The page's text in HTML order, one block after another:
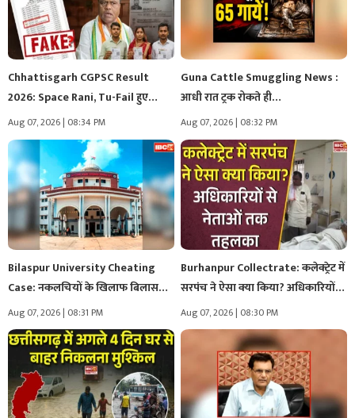
Chhattisgarh CGPSC Result
2026: Space Rani, Tu-Fail हुए
पास… CGPSC…
Aug 07, 2026 | 08:34 PM
Guna Cattle Smuggling News :
आधी रात ट्रक रोकते ही…
Aug 07, 2026 | 08:32 PM
Bilaspur University Cheating
Case: नकलचियों के खिलाफ बिलासपुर
यूनिवर्सिटी का…
Aug 07, 2026 | 08:31 PM
Burhanpur Collectrate: कलेक्ट्रेट में
सरपंच ने ऐसा क्या किया? अधिकारियों…
Aug 07, 2026 | 08:30 PM